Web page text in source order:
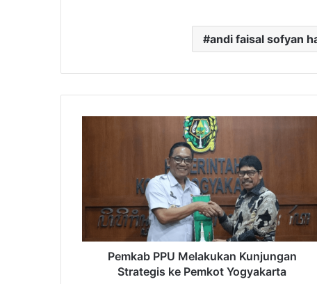
andi faisal sofyan
Pemkot
Yogyakarta
Pemkab PPU Melakukan Kunjungan
Strategis ke Pemkot Yogyakarta